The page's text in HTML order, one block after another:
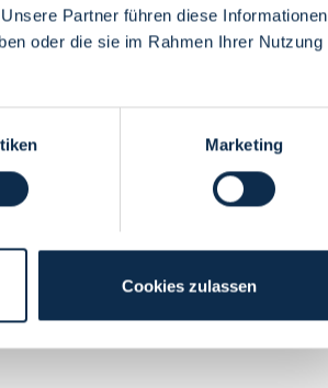
Partner führen diese Informationen
oder die sie im Rahmen Ihrer Nutzung
Marketing
Cookies zulassen